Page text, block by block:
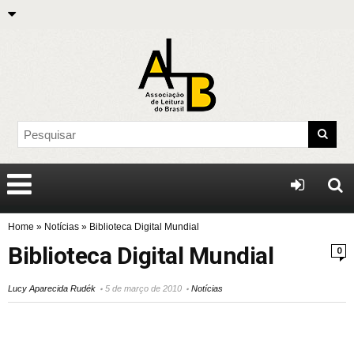
Home » Notícias » Biblioteca Digital Mundial
0
Biblioteca Digital Mundial
Lucy Aparecida Rudék 5 de março de 2010 Notícias